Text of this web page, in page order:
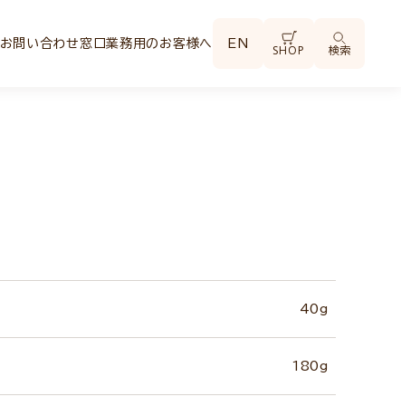
お問い合わせ窓口業務用のお客様へ EN SHOP 検索
40g
180g